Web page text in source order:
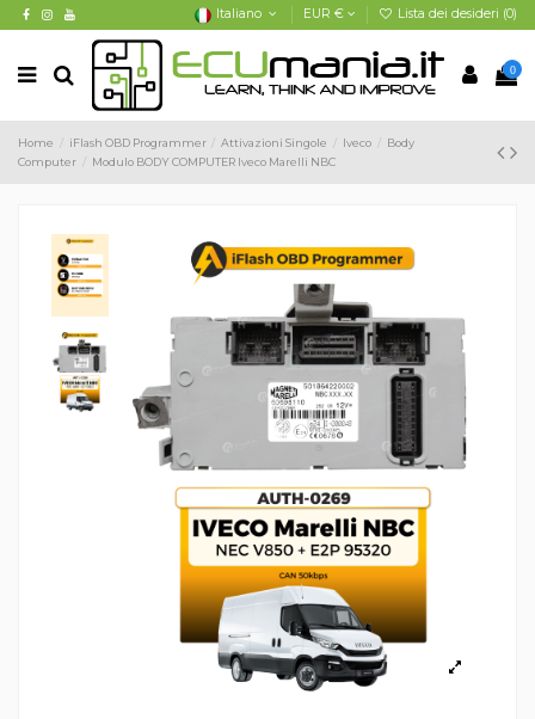
Italiano EUR € Lista dei desideri (0)
0
Home iFlash OBD Programmer Attivazioni Singole Iveco
Body
Computer
Modulo BODY COMPUTER Iveco Marelli NBC